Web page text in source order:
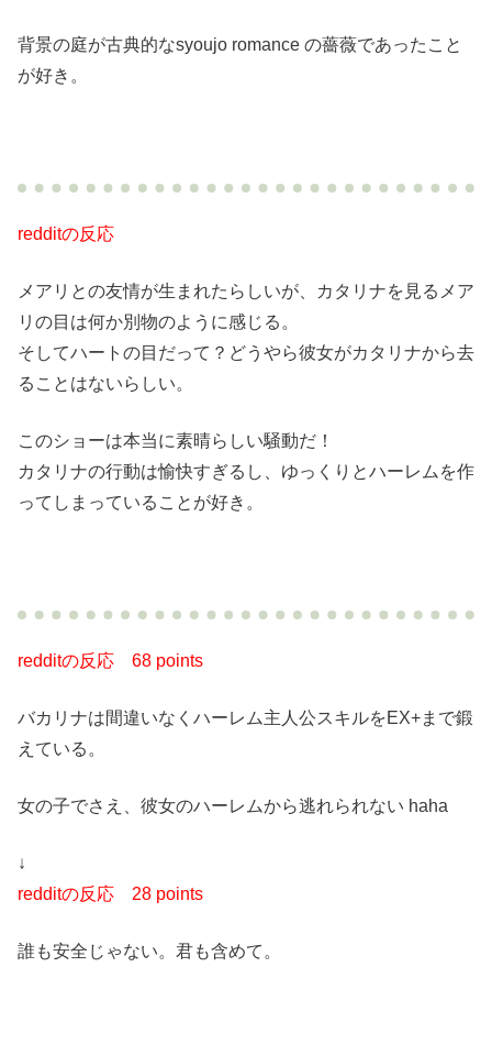
背景の庭が古典的なsyoujo romance の薔薇であったこと
が好き。
redditの反応
メアリとの友情が生まれたらしいが、カタリナを見るメア
リの目は何か別物のように感じる。
そしてハートの目だって？どうやら彼女がカタリナから去
ることはないらしい。
このショーは本当に素晴らしい騒動だ！
カタリナの行動は愉快すぎるし、ゆっくりとハーレムを作
ってしまっていることが好き。
redditの反応 68 points
バカリナは間違いなくハーレム主人公スキルをEX+まで鍛
えている。
女の子でさえ、彼女のハーレムから逃れられない haha
↓
redditの反応 28 points
誰も安全じゃない。君も含めて。